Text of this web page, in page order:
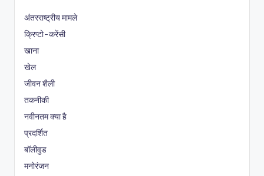
अंतरराष्ट्रीय मामले
क्रिप्टो-करेंसी
खाना
खेल
जीवन शैली
तकनीकी
नवीनतम क्या है
प्रदर्शित
बॉलीवुड
मनोरंजन